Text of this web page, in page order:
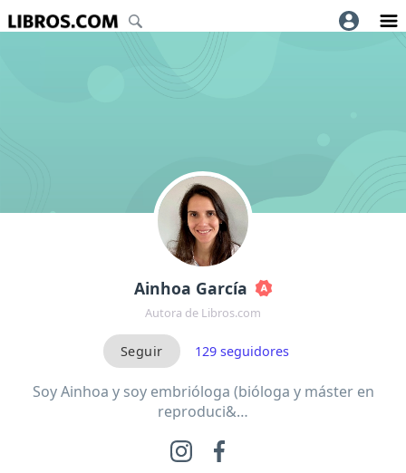
Ainhoa García
Autora de Libros.com
129seguidores
Soy Ainhoa y soy embrióloga (bióloga y máster en
reproduci&…